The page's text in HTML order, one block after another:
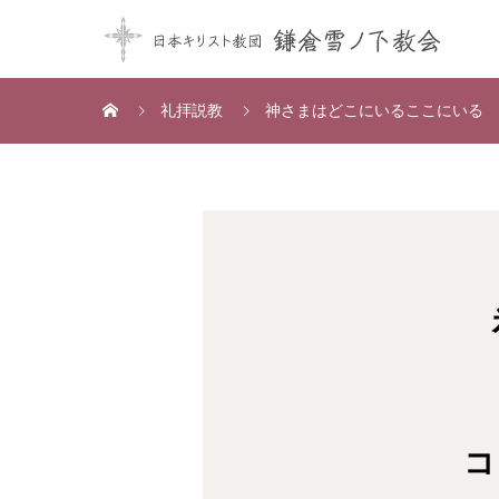
礼拝説教 神さまはどこにいるここにいる